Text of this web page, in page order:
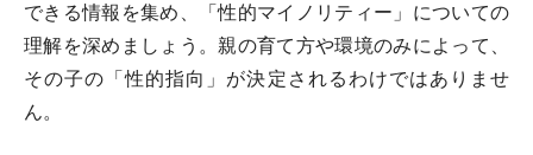
できる情報を集め、「性的マイノリティー」についての
理解を深めましょう。親の育て方や環境のみによって、
その子の「性的指向」が決定されるわけではありませ
ん。